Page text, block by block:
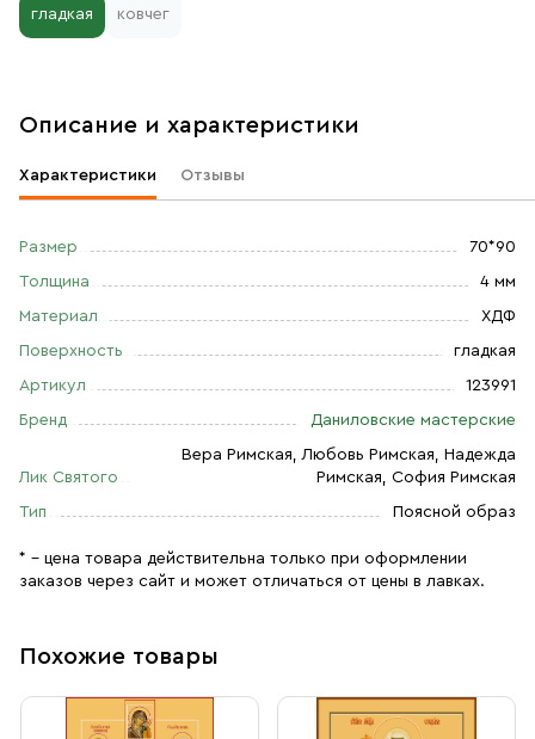
гладкая ковчег
Описание и характеристики
Характеристики Отзывы
Размер 70*90
Толщина 4 мм
Материал ХДФ
Поверхность гладкая
Артикул 123991
Бренд Даниловские мастерские
Лик Святого
Вера Римская, Любовь Римская, Надежда
Римская, София Римская
Тип Поясной образ
* – цена товара действительна только при оформлении
заказов через сайт и может отличаться от цены в лавках.
Похожие товары